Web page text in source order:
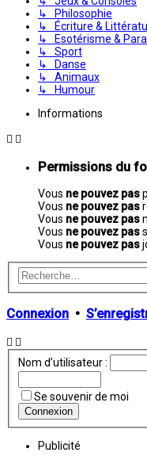
↳ Philosophie
↳ Écriture &
↳ Esotérisme &
↳ Sport
↳ Danse
↳ Animaux
↳ Humour
Informations
Permissions du
Vous ne pouvez pas
Vous ne pouvez pas
Vous ne pouvez pas
Vous ne pouvez pas
Vous ne pouvez pas
Connexion •
Nom d’utilisateur :
Se souvenir de moi
Publicité